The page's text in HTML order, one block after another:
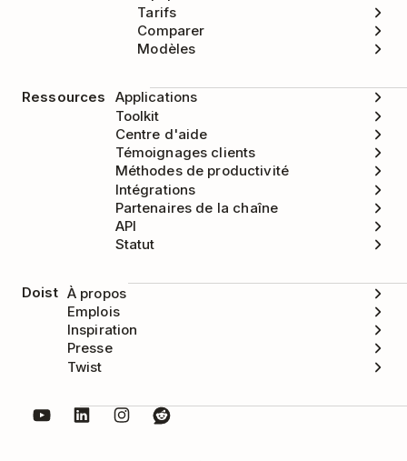
Tarifs
Comparer
Modèles
Ressources
Applications
Toolkit
Centre d'aide
Témoignages clients
Méthodes de productivité
Intégrations
Partenaires de la chaîne
API
Statut
Doist À propos
Emplois
Inspiration
Presse
Twist